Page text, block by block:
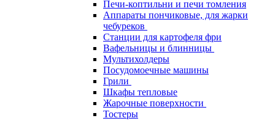
Печи-коптильни и печи томления
Аппараты пончиковые, для жарки
чебуреков
Станции для картофеля фри
Вафельницы и блинницы
Мультихолдеры
Посудомоечные машины
Грили
Шкафы тепловые
Жарочные поверхности
Тостеры